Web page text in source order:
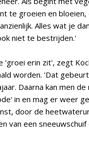
te groeien en
Alles wat je
niet te bestrijden.'
'groei erin zit', zegt
worden. 'Dat
Daarna kan men
in en mag er weer
door de
van een